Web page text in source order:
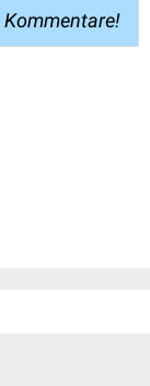
Kommentare!